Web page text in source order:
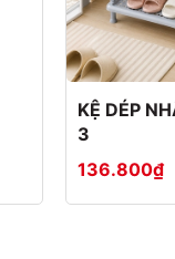
KỆ DÉP
3
136.800₫